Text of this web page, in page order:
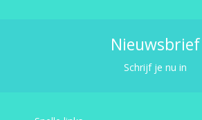
Nieuwsbrief
Schrijf je nu in